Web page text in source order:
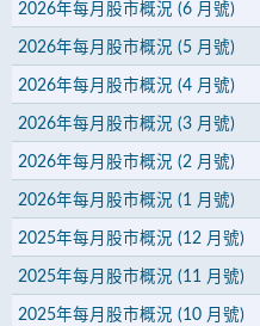
2026年每月股市概況 (6 月號)
2026年每月股市概況 (5 月號)
2026年每月股市概況 (4 月號)
2026年每月股市概況 (3 月號)
2026年每月股市概況 (2 月號)
2026年每月股市概況 (1 月號)
2025年每月股市概況 (12 月號)
2025年每月股市概況 (11 月號)
2025年每月股市概況 (10 月號)